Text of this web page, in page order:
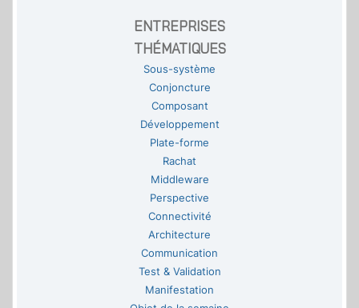
ENTREPRISES
THÉMATIQUES
Sous-système
Conjoncture
Composant
Développement
Plate-forme
Rachat
Middleware
Perspective
Connectivité
Architecture
Communication
Test & Validation
Manifestation